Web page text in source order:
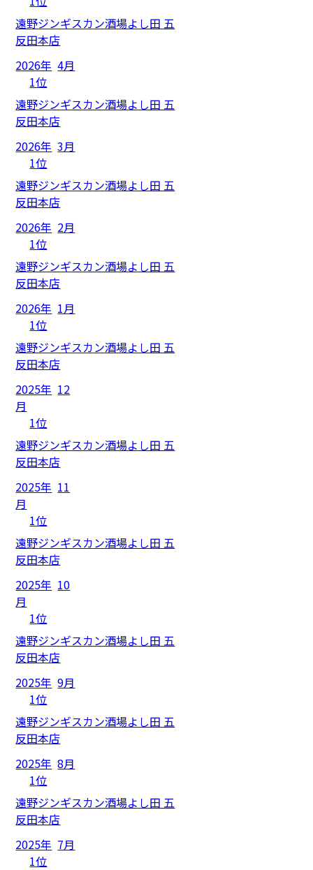
遠野ジンギスカン酒場よし田 五
反田本店
2026年 4月
1位
遠野ジンギスカン酒場よし田 五
反田本店
2026年 3月
1位
遠野ジンギスカン酒場よし田 五
反田本店
2026年 2月
1位
遠野ジンギスカン酒場よし田 五
反田本店
2026年 1月
1位
遠野ジンギスカン酒場よし田 五
反田本店
2025年 12
月
1位
遠野ジンギスカン酒場よし田 五
反田本店
2025年 11
月
1位
遠野ジンギスカン酒場よし田 五
反田本店
2025年 10
月
1位
遠野ジンギスカン酒場よし田 五
反田本店
2025年 9月
1位
遠野ジンギスカン酒場よし田 五
反田本店
2025年 8月
1位
遠野ジンギスカン酒場よし田 五
反田本店
2025年 7月
1位